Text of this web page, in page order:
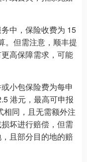
中，保险收费为 15
。但需注意，顺丰提
高保障需求，可能
小包保险费为每申
港元，最高可申报
相同，且无需额外注
坏进行赔偿，但需
且部分目的地的赔